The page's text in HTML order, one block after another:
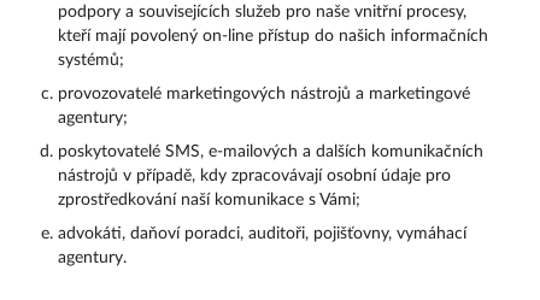
podpory a souvisejících služeb pro naše vnitřní procesy,
kteří mají povolený on-line přístup do našich informačních
systémů;
provozovatelé marketingových nástrojů a marketingové
agentury;
poskytovatelé SMS, e-mailových a dalších komunikačních
nástrojů v případě, kdy zpracovávají osobní údaje pro
zprostředkování naší komunikace s Vámi;
advokáti, daňoví poradci, auditoři, pojišťovny, vymáhací
agentury.